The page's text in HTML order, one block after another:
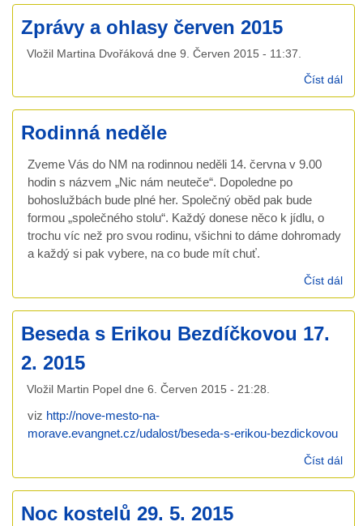
Zprávy a ohlasy červen 2015
Vložil Martina Dvořákovádne 9. Červen 2015 - 11:37.
Číst dál
a
Rodinná neděle
Zveme Vás do NM na rodinnou neděli 14. června v 9.00
hodin s názvem „Nic nám neuteče“. Dopoledne po
bohoslužbách bude plné her. Společný oběd pak bude
formou „společného stolu“. Každý donese něco k jídlu, o
trochu víc než pro svou rodinu, všichni to dáme dohromady
a každý si pak vybere, na co bude mít chuť.
Číst dál
Beseda s Erikou Bezdíčkovou 17.
2. 2015
Vložil Martin Popel dne 6. Červen 2015 - 21:28.
viz http://nove-mesto-na-
morave.evangnet.cz/udalost/beseda-s-erikou-bezdickovou
Číst dál
Noc kostelů 29. 5. 2015